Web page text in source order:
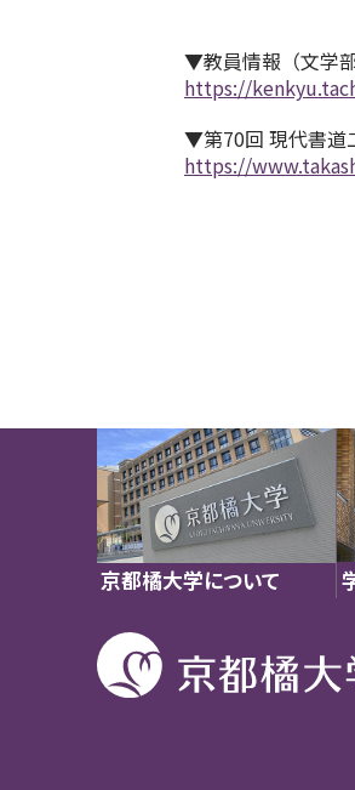
▼教員情報（文学
https://
▼第70回 現代書道
https://
京都橘大学について